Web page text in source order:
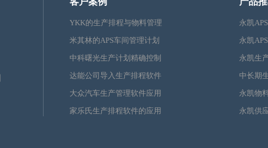
YKK的生产排程与物料管理
米其林的APS车间管理计划
中科曙光生产计划精确控制
达能公司导入生产排程软件
大众汽车生产管理软件应用
家乐氏生产排程软件的应用
永凯
永凯
永凯生
中长期
永凯物
永凯供